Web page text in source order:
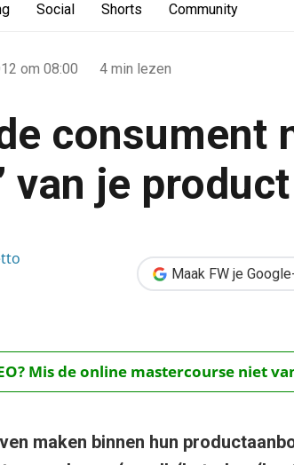
Social Shorts Community
om 08:00 4 min lezen
consument
van je product
Maak FW je
Mis de online mastercourse niet
maken binnen hun